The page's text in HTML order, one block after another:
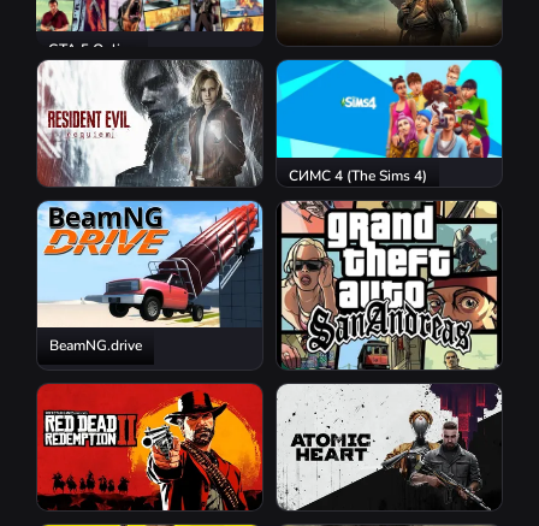
GTA 5 Online
S.T.A.L.K.E.R. 2: Heart of
Chornobyl
Resident Evil Requiem
СИМС 4 (The Sims 4)
BeamNG.drive
GTA San Andreas